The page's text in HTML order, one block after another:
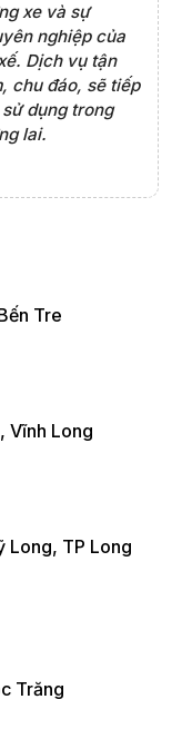
xe và sự
nghiệp của
Dịch vụ tận
chu đáo, sẽ tiếp
dụng trong
lai.
Tre
Vĩnh Long
Long, TP Long
Trăng